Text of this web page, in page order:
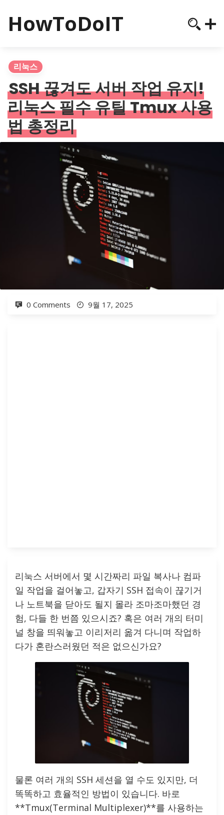
HowToDoIT
리눅스
SSH 끊겨도 서버 작업 유지!
리눅스 필수 유틸 Tmux 사용
법 총정리
0 Comments 9월 17, 2025
리눅스 서버에서 몇 시간짜리 파일 복사나 컴파
일 작업을 걸어놓고, 갑자기 SSH 접속이 끊기거
나 노트북을 닫아도 될지 몰라 조마조마했던 경
험, 다들 한 번쯤 있으시죠? 혹은 여러 개의 터미
널 창을 띄워놓고 이리저리 옮겨 다니며 작업하
다가 혼란스러웠던 적은 없으신가요?
물론 여러 개의 SSH 세션을 열 수도 있지만, 더
똑똑하고 효율적인 방법이 있습니다. 바로
**Tmux(Terminal Multiplexer)**를 사용하는